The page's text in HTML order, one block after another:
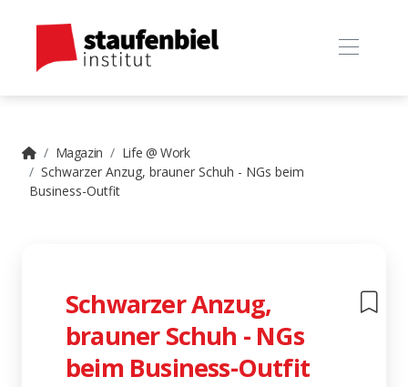
Magazin
Life @ Work
Schwarzer Anzug, brauner Schuh - NGs beim
Business-Outfit
Schwarzer Anzug,
brauner Schuh - NGs
beim Business-Outfit